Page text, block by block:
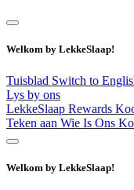
Welkom by LekkeSlaap!
Tuisblad Switch to
Lys by ons
LekkeSlaap Rewards
Teken aan Wie Is Ons
Welkom by LekkeSlaap!